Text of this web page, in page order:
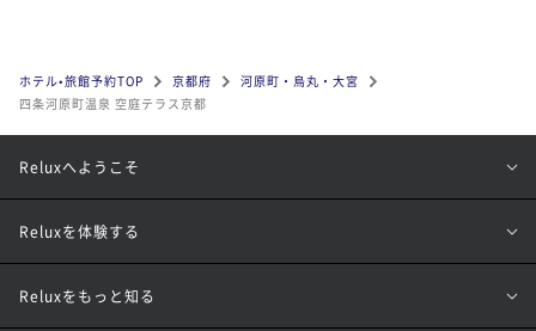
ホテル•旅館予約TOP 京都府
河原町・烏丸・大宮
四条河原町温泉 空庭テラス京都
Reluxへようこそ
Reluxを体験する
Reluxをもっと知る